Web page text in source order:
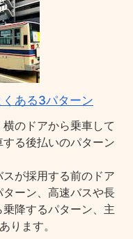
ある3パターン
のドアから乗車して
る後払いのパターン
が採用する前のドア
ーン、高速バスや長
降するパターン、主
ります。